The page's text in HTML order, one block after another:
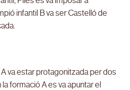
infantil B va ser Castelló de
va estar protagonitzada per dos
formació A es va apuntar el